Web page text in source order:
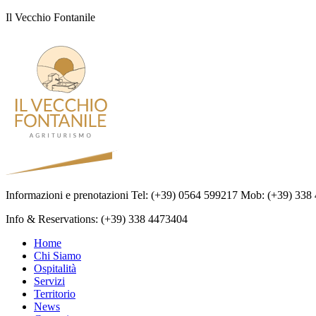
Il Vecchio Fontanile
Informazioni e prenotazioni Tel: (+39) 0564 599217 Mob: (+39) 338
Info & Reservations: (+39) 338 4473404
Home
Chi Siamo
Ospitalità
Servizi
Territorio
News